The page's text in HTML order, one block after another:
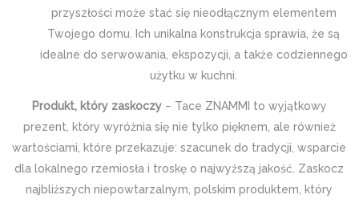
przyszłości może stać się nieodłącznym elementem
Twojego domu. Ich unikalna konstrukcja sprawia, że są
idealne do serwowania, ekspozycji, a także codziennego
użytku w kuchni.
Produkt, który zaskoczy– Tace ZNAMMI to wyjątkowy
prezent, który wyróżnia się nie tylko pięknem, ale również
wartościami, które przekazuje: szacunek do tradycji, wsparcie
dla lokalnego rzemiosła i troskę o najwyższą jakość. Zaskocz
najbliższych niepowtarzalnym, polskim produktem, który